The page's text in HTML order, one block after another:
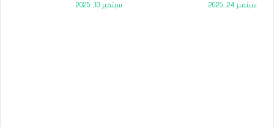
سبتمبر 24, 2025 سبتمبر 10, 2025